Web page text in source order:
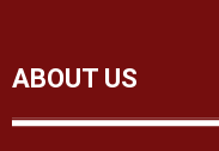
ABOUT US